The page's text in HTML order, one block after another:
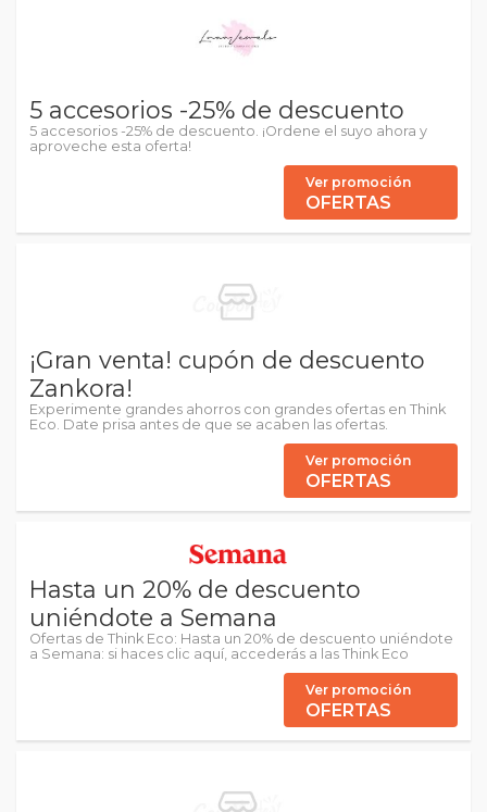
5 accesorios -25% de descuento
5 accesorios -25% de descuento. ¡Ordene el suyo ahora y
aproveche esta oferta!
Ver promoción
OFERTAS
¡Gran venta! cupón de descuento
Zankora!
Experimente grandes ahorros con grandes ofertas en Think
Eco. Date prisa antes de que se acaben las ofertas.
Ver promoción
OFERTAS
Hasta un 20% de descuento
uniéndote a Semana
Ofertas de Think Eco: Hasta un 20% de descuento uniéndote
a Semana: si haces clic aquí, accederás a las Think Eco
Ver promoción
OFERTAS